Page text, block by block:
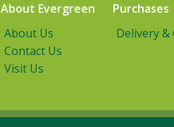
About Evergreen
About Us
Contact Us
Visit Us
Purchases
Delivery &